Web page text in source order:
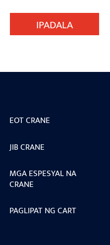
IPADALA
EOT CRANE
JIB CRANE
MGA ESPESYAL NA
CRANE
PAGLIPAT NG CART